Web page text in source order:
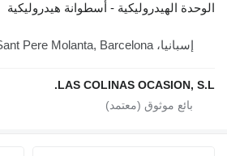
الوحدة الهيدروليكية - أسطوانة هيدروليكية
إسبانيا، Sant Pere Molanta, Barcelona
LAS COLINAS OCASION, S.L.